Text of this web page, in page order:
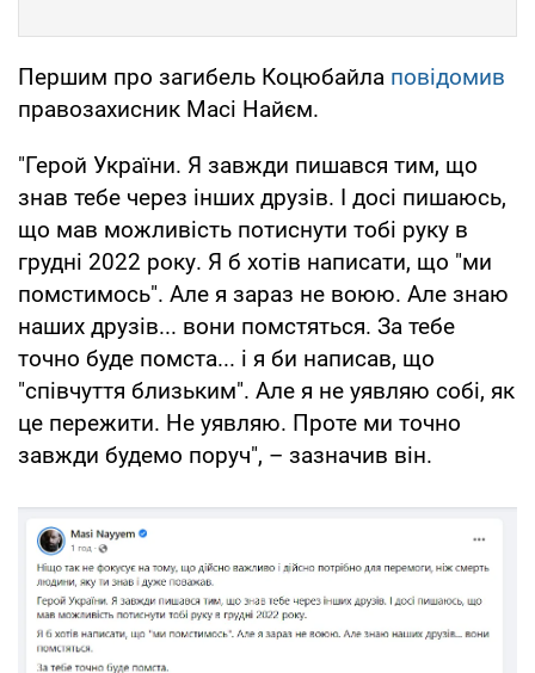
Першим про загибель Коцюбайла повідомив
правозахисник Масі Найєм.
"Герой України. Я завжди пишався тим, що
знав тебе через інших друзів. І досі пишаюсь,
що мав можливість потиснути тобі руку в
грудні 2022 року. Я б хотів написати, що "ми
помстимось". Але я зараз не воюю. Але знаю
наших друзів... вони помстяться. За тебе
точно буде помста... і я би написав, що
"співчуття близьким". Але я не уявляю собі, як
це пережити. Не уявляю. Проте ми точно
завжди будемо поруч", – зазначив він.